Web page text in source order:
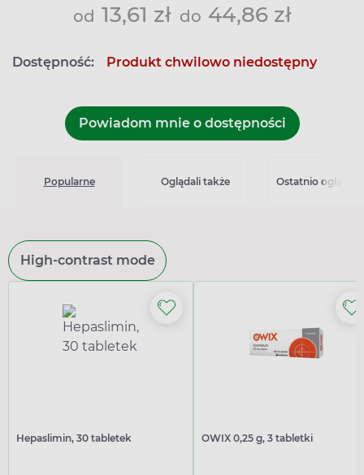
od 13,61 zł do 44,86 zł
Dostępność: Produkt chwilowo niedostępny
Powiadom mnie o dostępności
Popularne Oglądali także Ostatnio
High-contrast mode
Hepaslimin, 30 tabletek OWIX 0,25 g, 3 tabletki